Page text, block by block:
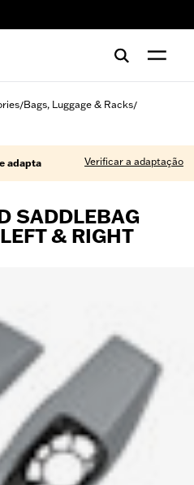
/Bags, Luggage & Racks/
adapta Verificar a adaptação
SADDLEBAG
& RIGHT